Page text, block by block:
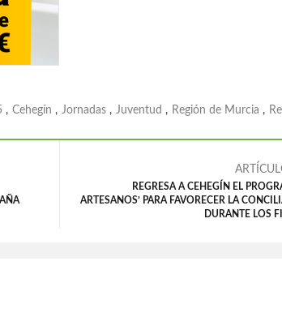
, Cehegín , Jornadas , Juventud , Región de Murcia ,
REGRESA A CEHEGÍN EL
ARTESANOS’ PARA FAVORECER LA
DURANTE LOS